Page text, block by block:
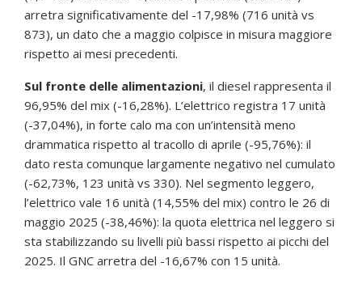
arretra significativamente del -17,98% (716 unità vs
873), un dato che a maggio colpisce in misura maggiore
rispetto ai mesi precedenti.
Sul fronte delle alimentazioni, il diesel rappresenta il
96,95% del mix (-16,28%). L’elettrico registra 17 unità
(-37,04%), in forte calo ma con un’intensità meno
drammatica rispetto al tracollo di aprile (-95,76%): il
dato resta comunque largamente negativo nel cumulato
(-62,73%, 123 unità vs 330). Nel segmento leggero,
l’elettrico vale 16 unità (14,55% del mix) contro le 26 di
maggio 2025 (-38,46%): la quota elettrica nel leggero si
sta stabilizzando su livelli più bassi rispetto ai picchi del
2025. Il GNC arretra del -16,67% con 15 unità.